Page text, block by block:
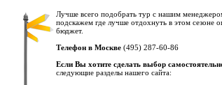
Лучше всего подобрать тур с нашим
подскажем где лучше отдохнуть в этом сезоне
бюджет.
Телефон в Москве (495) 287-60-86
Если Вы хотите сделать выбор
следующие разделы нашего сайта: